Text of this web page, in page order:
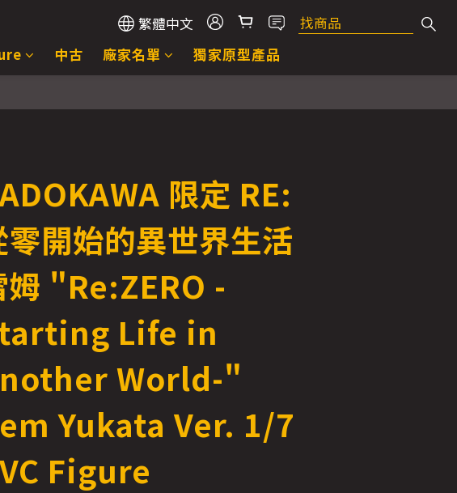
繁體中文
中古 廠家名單 獨家原型產品
限定 RE:
零開始的異世界生活
姆 "Re:ZERO -
Life in
World-"
Yukata Ver. 1/7
Figure